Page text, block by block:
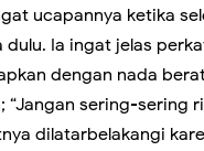
ucapannya ketika
dulu. Ia ingat jelas
dengan nada
“Jangan sering-sering
dilatarbelakangi